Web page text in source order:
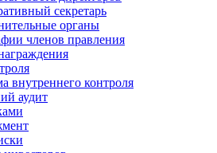
секретарь
органы
членов правления
внутреннего контроля
аудит